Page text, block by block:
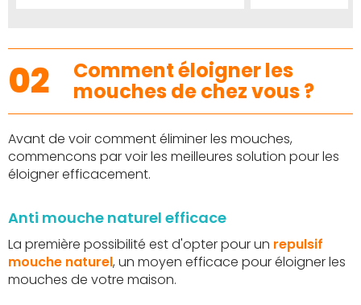
02 Comment éloigner les
mouches de chez vous ?
Avant de voir comment éliminer les mouches,
commencons par voir les meilleures solution pour les
éloigner efficacement.
Anti mouche naturel efficace
La première possibilité est d'opter pour un repulsif
mouche naturel, un moyen efficace pour éloigner les
mouches de votre maison.